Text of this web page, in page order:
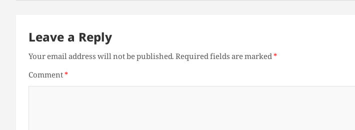
Leave a Reply
Your email address will not be published.Required fields are marked*
Comment*